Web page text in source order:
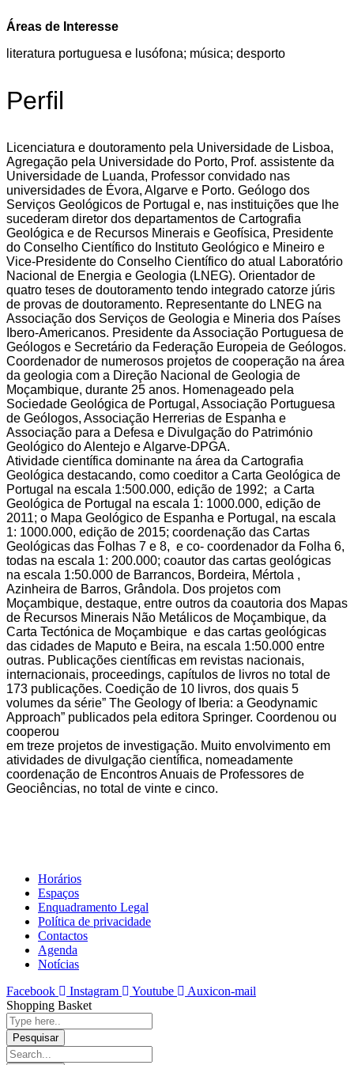
Áreas de Interesse
literatura portuguesa e lusófona; música; desporto
Perfil
Licenciatura e doutoramento pela Universidade de Lisboa,
Agregação pela Universidade do Porto, Prof. assistente da
Universidade de Luanda, Professor convidado nas
universidades de Évora, Algarve e Porto. Geólogo dos
Serviços Geológicos de Portugal e, nas instituições que lhe
sucederam diretor dos departamentos de Cartografia
Geológica e de Recursos Minerais e Geofísica, Presidente
do Conselho Científico do Instituto Geológico e Mineiro e
Vice-Presidente do Conselho Científico do atual Laboratório
Nacional de Energia e Geologia (LNEG). Orientador de
quatro teses de doutoramento tendo integrado catorze júris
de provas de doutoramento. Representante do LNEG na
Associação dos Serviços de Geologia e Mineria dos Países
Ibero-Americanos. Presidente da Associação Portuguesa de
Geólogos e Secretário da Federação Europeia de Geólogos.
Coordenador de numerosos projetos de cooperação na área
da geologia com a Direção Nacional de Geologia de
Moçambique, durante 25 anos. Homenageado pela
Sociedade Geológica de Portugal, Associação Portuguesa
de Geólogos, Associação Herrerias de Espanha e
Associação para a Defesa e Divulgação do Património
Geológico do Alentejo e Algarve-DPGA.
Atividade científica dominante na área da Cartografia
Geológica destacando, como coeditor a Carta Geológica de
Portugal na escala 1:500.000, edição de 1992; a Carta
Geológica de Portugal na escala 1: 1000.000, edição de
2011; o Mapa Geológico de Espanha e Portugal, na escala
1: 1000.000, edição de 2015; coordenação das Cartas
Geológicas das Folhas 7 e 8, e co- coordenador da Folha 6,
todas na escala 1: 200.000; coautor das cartas geológicas
na escala 1:50.000 de Barrancos, Bordeira, Mértola ,
Azinheira de Barros, Grândola. Dos projetos com
Moçambique, destaque, entre outros da coautoria dos Mapas
de Recursos Minerais Não Metálicos de Moçambique, da
Carta Tectónica de Moçambique e das cartas geológicas
das cidades de Maputo e Beira, na escala 1:50.000 entre
outras. Publicações científicas em revistas nacionais,
internacionais, proceedings, capítulos de livros no total de
173 publicações. Coedição de 10 livros, dos quais 5
volumes da série” The Geology of Iberia: a Geodynamic
Approach” publicados pela editora Springer. Coordenou ou
cooperou
em treze projetos de investigação. Muito envolvimento em
atividades de divulgação científica, nomeadamente
coordenação de Encontros Anuais de Professores de
Geociências, no total de vinte e cinco.
Horários
Espaços
Enquadramento Legal
Política de privacidade
Contactos
Agenda
Notícias
Facebook
Instagram Youtube
Auxicon-mail
Shopping Basket